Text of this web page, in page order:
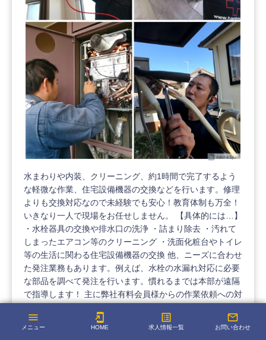
menu
メニュー
add_to_home_screen
HOME
list_alt
求人情報一覧
mail_outline
お問い合わせ
水まわりや内装、クリーニング、約1時間で完了するよう
な軽微な作業、住宅設備機器の交換などを行います。修理
よりも交換対応なので未経験でも安心！教育体制も万全！
いきなり一人で現場をお任せしません。 【具体的には…】
・水栓器具の交換や排水口の洗浄 ・詰まり除去 ・汚れて
しまったエアコン等のクリーニング ・洗面化粧台やトイレ
等の生活に関わる住宅設備機器の交換 他、ニーズに合わせ
た発注業務もあります。例えば、水栓の水漏れ対応に必要
な部品を調べて発注を行います。慣れるまでは本部が遠隔
で指導します！ 主に弊社有料会員様からの作業依頼への対
location_on 東京都墨田区